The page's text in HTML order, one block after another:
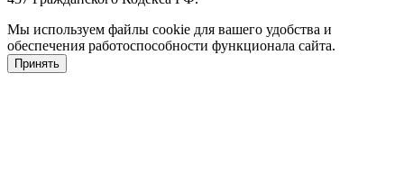
Мы используем файлы cookie для вашего удобства и
обеспечения работоспособности функционала сайта.
Принять